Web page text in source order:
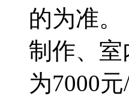
的为准
制作、
为7000